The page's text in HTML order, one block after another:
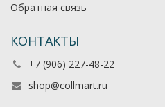
Обратная связь
КОНТАКТЫ
+7 (906) 227-48-22
shop@collmart.ru